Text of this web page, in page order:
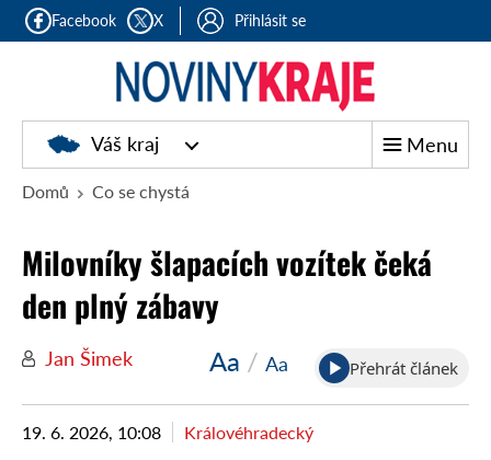
Facebook X Přihlásit se
Noviny
kraje
Váš kraj Menu
Domů Co se chystá
Milovníky šlapacích vozítek čeká
den plný zábavy
Jan Šimek Aa / Aa Přehrát článek
19. 6. 2026, 10:08 Královéhradecký